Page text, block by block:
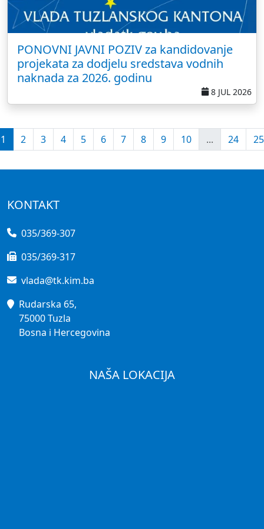
PONOVNI JAVNI POZIV za kandidovanje
projekata za dodjelu sredstava vodnih
naknada za 2026. godinu
8 JUL 2026
1 2 3 4 5 6 7 8 9 10 ... 24 25
KONTAKT
035/369-307
035/369-317
vlada@tk.kim.ba
Rudarska 65,
75000 Tuzla
Bosna i Hercegovina
NAŠA LOKACIJA